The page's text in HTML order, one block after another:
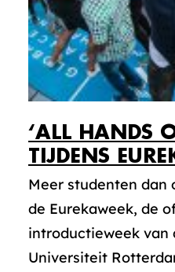
‘ALL HANDS
TIJDENS
Meer studenten dan
de Eurekaweek, de
introductieweek van
Universiteit